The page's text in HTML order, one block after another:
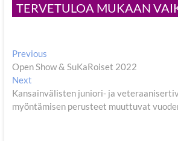
TERVETULOA MUKAAN
Artikkelien
selaus
PreviousPrevious
post:
Open Show & SuKaRoiset 2022
NextNext
post:
Kansainvälisten juniori- ja
myöntämisen perusteet muuttuvat